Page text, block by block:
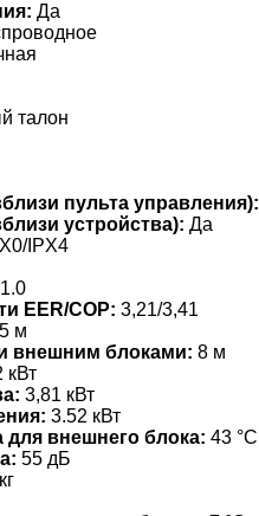
Да
талон
пульта управления):
устройства): Да
IPX4
1.0
EER/COP: 3,21/3,41
м
внешним блоками: 8 м
кВт
3,81 кВт
3.52 кВт
для внешнего блока: 43 °С
55 дБ